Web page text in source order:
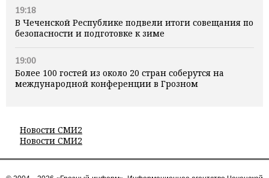
19:18
В Чеченской Республике подвели итоги совещания по
безопасности и подготовке к зиме
19:00
Более 100 гостей из около 20 стран соберутся на
международной конференции в Грозном
Новости СМИ2
Новости СМИ2